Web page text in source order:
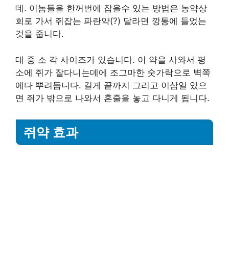
데. 이놈들을 한꺼번에 잡을수 있는 방법은 농약상
회로 가서 쥐잡는 파란약(?) 달라면 깡통에 들었는
것을 줍니다.
대 중 소 각 사이즈가 있습니다. 이 약을 사와서 평
소에 쥐가 잘다니는데에 조그마한 숫가락으로 벽쪽
에다 뿌려둡니다. 길게 끝까지 그리고 이삼일 있으
면 쥐가 밖으로 나와서 혼줄을 놓고 다니게 됩니다.
쥐약 효과